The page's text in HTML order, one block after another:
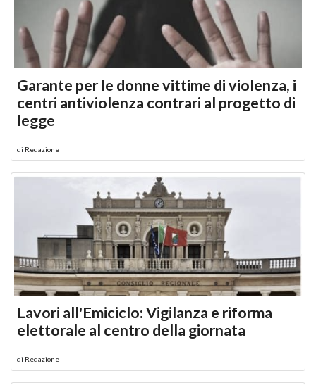
Garante per le donne vittime di violenza, i
centri antiviolenza contrari al progetto di
legge
di Redazione
Lavori all'Emiciclo: Vigilanza e riforma
elettorale al centro della giornata
di Redazione